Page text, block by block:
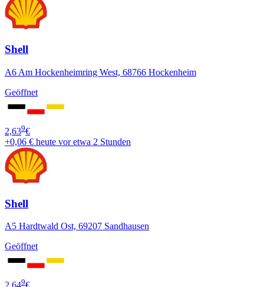
Shell
A6 Am Hockenheimring West, 68766 Hockenheim
Geöffnet
2,639€
+0,06 € heute vor etwa 2 Stunden
Shell
A5 Hardtwald Ost, 69207 Sandhausen
Geöffnet
9